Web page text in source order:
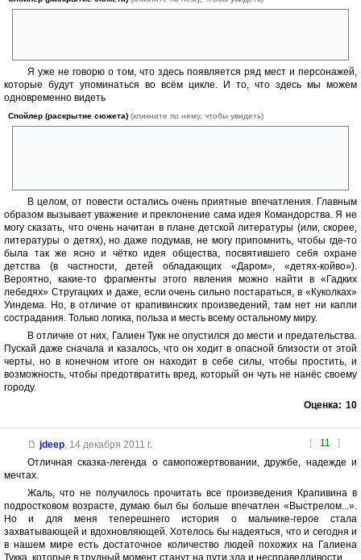
Я уже не говорю о том, что здесь появляется ряд мест и персонажей,
которые будут упоминаться во всём цикле. И то, что здесь мы можем
одновременно видеть
Спойлер (раскрытие сюжета) (кликните по нему, чтобы увидеть)
В целом, от повести остались очень приятные впечатления. Главным
образом вызывает уважение и преклонение сама идея Командорства. Я не
могу сказать, что очень начитан в плане детской литературы (или, скорее,
литературы о детях), но даже подумав, не могу припомнить, чтобы где-то
была так же ясно и чётко идея общества, посвятившего себя охране
детства (в частности, детей обладающих «Даром», «детях-койво»).
Вероятно, какие-то фрагменты этого явления можно найти в «Гадких
лебедях» Стругацких и даже, если очень сильно постараться, в «Куколках»
Уиндема. Но, в отличие от крапивинских произведений, там нет ни капли
сострадания. Только логика, польза и месть всему остальному миру.
В отличие от них, Галиен Тукк не опустился до мести и предательства.
Пускай даже сначала и казалось, что он ходит в опасной близости от этой
черты, но в конечном итоге он находит в себе силы, чтобы простить, и
возможность, чтобы предотвратить вред, который он чуть не нанёс своему
городу.
Оценка: 10
[ 11 ]
jdeep, 14 декабря 2011 г.
Отличная сказка-легенда о самопожертвовании, дружбе, надежде и
мечтах.
Жаль, что не получилось прочитать все произведения Крапивина в
подростковом возрасте, думаю был бы больше впечатлен «Выстрелом...».
Но и для меня теперешнего история о мальчике-герое стала
захватывающей и вдохновляющей. Хотелось бы надеяться, что и сегодня и
в нашем мире есть достаточное количество людей похожих на Галиена
Тукка, которые в трудный момент станут на пути зла и несправедливости.